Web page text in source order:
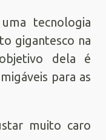
tecnologia
gigantesco na
dela é
para as
muito caro